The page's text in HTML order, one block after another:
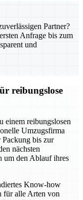
Partner?
Anfrage bis zum
und
reibungslose
einem reibungslosen
Umzugsfirma
bis zur
nächsten
um den Ablauf ihres
Know-how
für alle Arten von